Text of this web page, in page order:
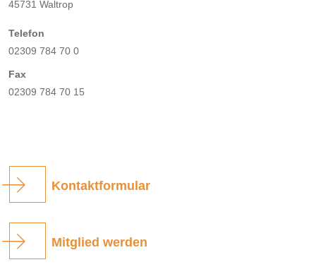
45731 Waltrop
Telefon
02309 784 70 0
Fax
02309 784 70 15
Kontaktformular
Mitglied werden